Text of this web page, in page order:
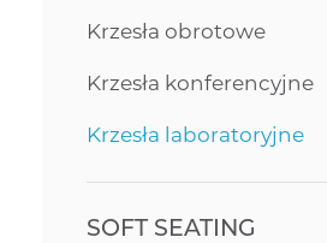
Krzesła obrotowe
Krzesła konferencyjne
Krzesła laboratoryjne
SOFT SEATING